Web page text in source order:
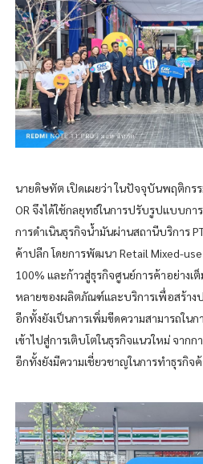
นายดิษทัต เปิดเผยว่า ในปัจจุบันพฤติกร
OR จึงได้ใช้กลยุทธ์ในการปรับรูปแบบกา
การดำเนินธุรกิจน้ำมันผ่านสถานีบริการ
ค้าปลีก โดยการพัฒนา Retail Mixed-
100% และก้าวสู่ธุรกิจศูนย์การค้าอย่าง
หลายของผลิตภัณฑ์และบริการเพื่อสร้า
อีกทั้งยังเป็นการเพิ่มขีดความสามารถใน
เข้าไปสู่การเติบโตในธุรกิจแนวใหม่ จากก
อีกทั้งยังมีความเชี่ยวชาญในการทำธุรกิจ